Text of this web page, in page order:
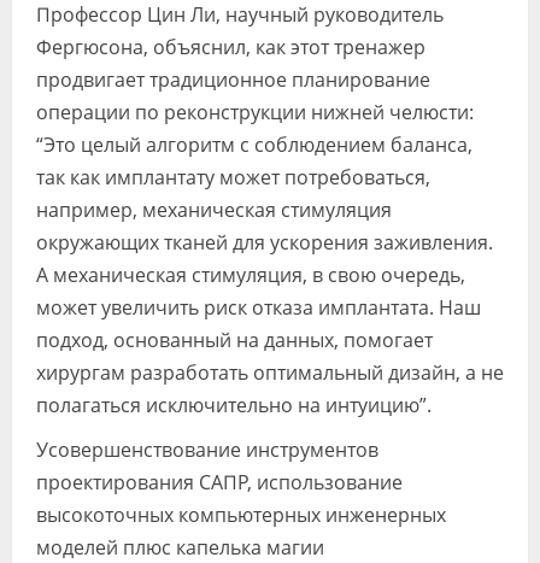
Профессор Цин Ли, научный руководитель
Фергюсона, объяснил, как этот тренажер
продвигает традиционное планирование
операции по реконструкции нижней челюсти:
“Это целый алгоритм с соблюдением баланса,
так как имплантату может потребоваться,
например, механическая стимуляция
окружающих тканей для ускорения заживления.
А механическая стимуляция, в свою очередь,
может увеличить риск отказа имплантата. Наш
подход, основанный на данных, помогает
хирургам разработать оптимальный дизайн, а не
полагаться исключительно на интуицию”.
Усовершенствование инструментов
проектирования САПР, использование
высокоточных компьютерных инженерных
моделей плюс капелька магии